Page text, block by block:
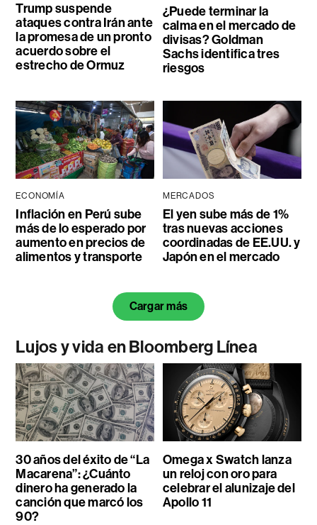
Trump suspende
ataques contra Irán ante
la promesa de un pronto
acuerdo sobre el
estrecho de Ormuz
¿Puede terminar la
calma en el mercado de
divisas? Goldman
Sachs identifica tres
riesgos
ECONOMÍA
Inflación en Perú sube
más de lo esperado por
aumento en precios de
alimentos y transporte
MERCADOS
El yen sube más de 1%
tras nuevas acciones
coordinadas de EE.UU. y
Japón en el mercado
Cargar más
Lujos y vida en Bloomberg Línea
30 años del éxito de “La
Macarena”: ¿Cuánto
dinero ha generado la
canción que marcó los
90?
Omega x Swatch lanza
un reloj con oro para
celebrar el alunizaje del
Apollo 11